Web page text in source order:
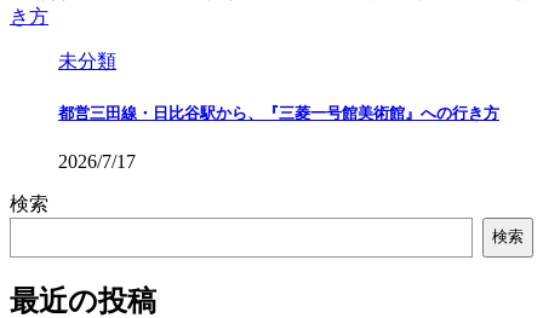
未分類
都営三田線・日比谷駅から、『三菱一号館美術館』への行き方
2026/7/17
検索
検索
最近の投稿